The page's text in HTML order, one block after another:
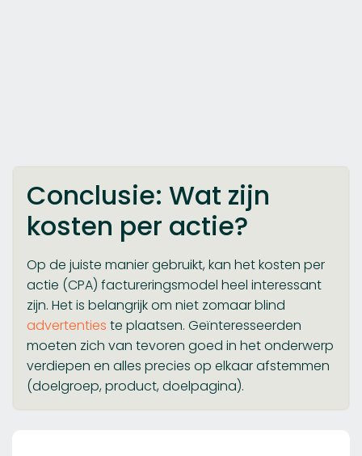
Conclusie: Wat zijn
kosten per actie?
Op de juiste manier gebruikt, kan het kosten per
actie (CPA) factureringsmodel heel interessant
zijn. Het is belangrijk om niet zomaar blind
advertenties te plaatsen. Geïnteresseerden
moeten zich van tevoren goed in het onderwerp
verdiepen en alles precies op elkaar afstemmen
(doelgroep, product, doelpagina).